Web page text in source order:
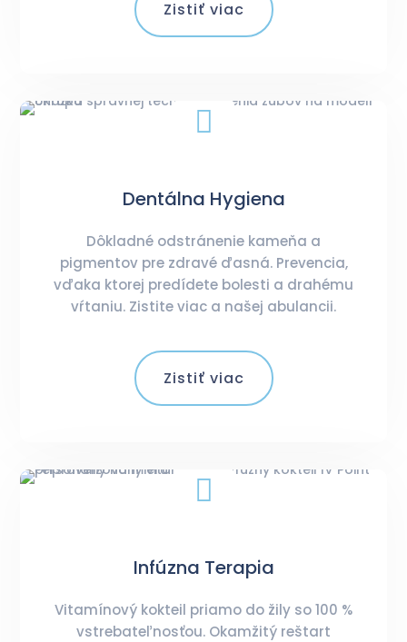
Zistiť viac

Dentálna Hygiena
Dôkladné odstránenie kameňa a
pigmentov pre zdravé ďasná. Prevencia,
vďaka ktorej predídete bolesti a drahému
vŕtaniu. Zistite viac a našej abulancii.
Zistiť viac

Infúzna Terapia
Vitamínový kokteil priamo do žily so 100 %
vstrebateľnosťou. Okamžitý reštart